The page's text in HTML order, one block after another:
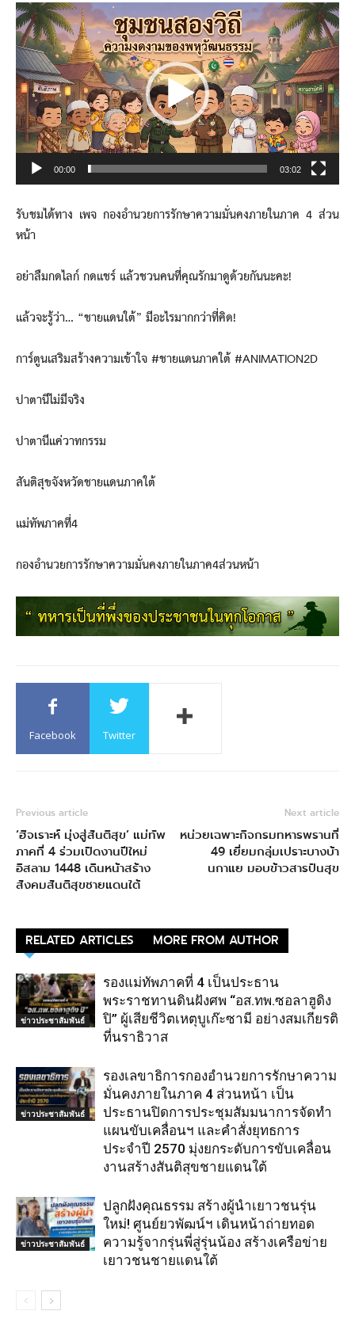
Video
Player
00:00 03:02
รับชมได้ทาง เพจ กองอำนวยการรักษาความมั่นคงภายในภาค 4 ส่วน
หน้า
อย่าลืมกดไลก์ กดแชร์ แล้วชวนคนที่คุณรักมาดูด้วยกันนะคะ!
แล้วจะรู้ว่า… “ชายแดนใต้” มีอะไรมากกว่าที่คิด!
การ์ตูนเสริมสร้างความเข้าใจ #ชายแดนภาคใต้ #ANIMATION2D
ปาตานีไม่มีจริง
ปาตานีแค่วาทกรรม
สันติสุขจังหวัดชายแดนภาคใต้
แม่ทัพภาคที่4
กองอำนวยการรักษาความมั่นคงภายในภาค4ส่วนหน้า
Facebook Twitter
Previous article
‘ฮิจเราะห์ มุ่งสู่สันติสุข’ แม่ทัพ
ภาคที่ 4 ร่วมเปิดงานปีใหม่
อิสลาม 1448 เดินหน้าสร้าง
สังคมสันติสุขชายแดนใต้
Next article
หน่วยเฉพาะกิจกรมทหารพรานที่
49 เยี่ยมกลุ่มเปราะบางบ้า
นกาแย มอบข้าวสารปันสุข
RELATED ARTICLES MORE FROM AUTHOR
ข่าวประชาสัมพันธ์
รองแม่ทัพภาคที่ 4 เป็นประธาน
พระราชทานดินฝังศพ “อส.ทพ.ซอลาฮูดิง
ปิ” ผู้เสียชีวิตเหตุบูเก๊ะซามี อย่างสมเกียรติ
ที่นราธิวาส
ข่าวประชาสัมพันธ์
รองเลขาธิการกองอำนวยการรักษาความ
มั่นคงภายในภาค 4 ส่วนหน้า เป็น
ประธานปิดการประชุมสัมมนาการจัดทำ
แผนขับเคลื่อนฯ และคำสั่งยุทธการ
ประจำปี 2570 มุ่งยกระดับการขับเคลื่อน
งานสร้างสันติสุขชายแดนใต้
ข่าวประชาสัมพันธ์
ปลูกฝังคุณธรรม สร้างผู้นำเยาวชนรุ่น
ใหม่! ศูนย์ยวพัฒน์ฯ เดินหน้าถ่ายทอด
ความรู้จากรุ่นพี่สู่รุ่นน้อง สร้างเครือข่าย
เยาวชนชายแดนใต้